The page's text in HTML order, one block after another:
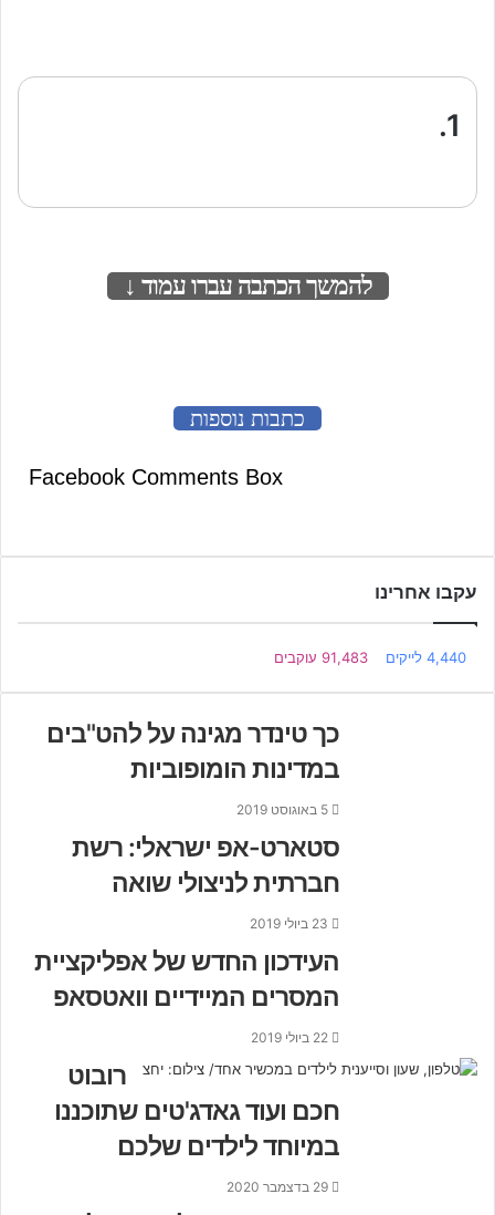
1.
להמשך הכתבה עברו עמוד ↓
כתבות נוספות
Facebook Comments Box
עקבו אחרינו
4,440 לייקים 91,483 עוקבים
כך טינדר מגינה על להט"בים
במדינות הומופוביות
5 באוגוסט 2019
סטארט-אפ ישראלי: רשת
חברתית לניצולי שואה
23 ביולי 2019
העידכון החדש של אפליקציית
המסרים המיידיים וואטסאפ
22 ביולי 2019
רובוט
חכם ועוד גאדג'טים שתוכננו
במיוחד לילדים שלכם
29 בדצמבר 2020